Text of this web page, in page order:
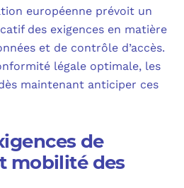
européenne prévoit un
des exigences en matière
et de contrôle d’accès.
légale optimale, les
maintenant anticiper ces
de
mobilité des